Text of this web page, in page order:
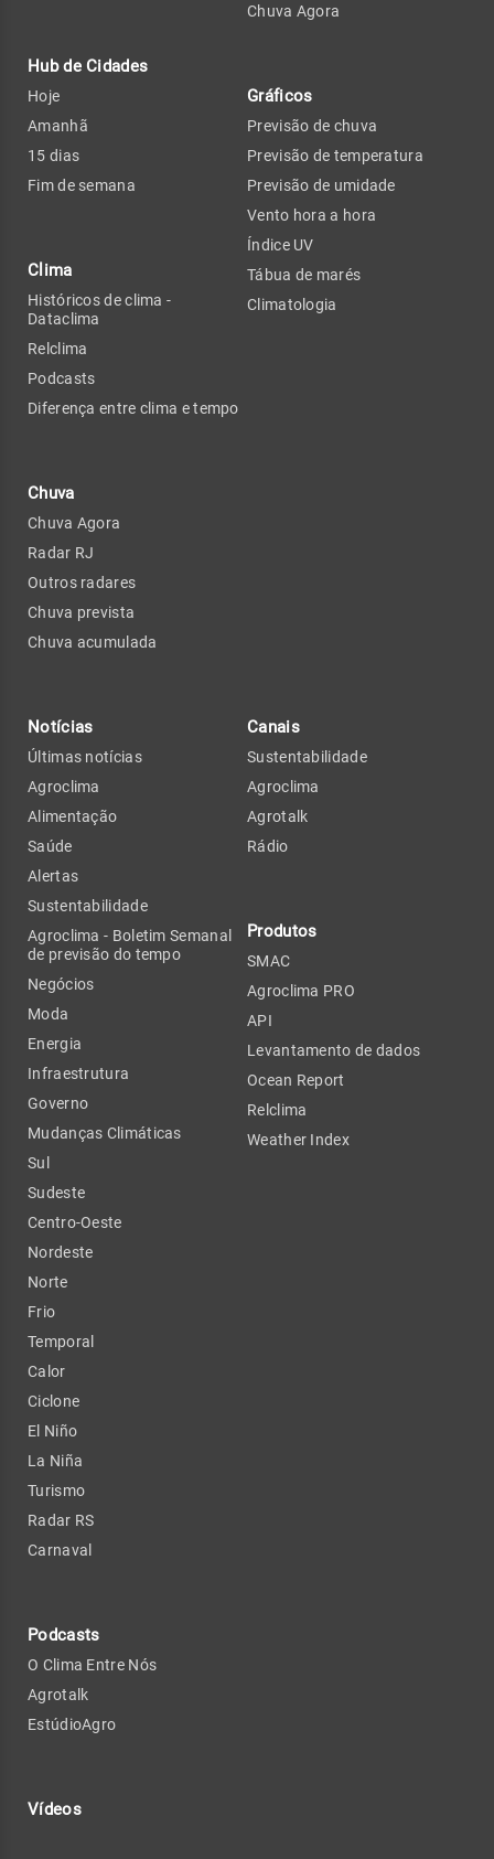
Hub de Cidades
Hoje
Amanhã
15 dias
Fim de semana
Clima
Históricos de clima -
Dataclima
Relclima
Podcasts
Diferença entre clima e tempo
Chuva
Chuva Agora
Radar RJ
Outros radares
Chuva prevista
Chuva acumulada
Chuva Agora
Gráficos
Previsão de chuva
Previsão de temperatura
Previsão de umidade
Vento hora a hora
Índice UV
Tábua de marés
Climatologia
Notícias
Últimas notícias
Agroclima
Alimentação
Saúde
Alertas
Sustentabilidade
Agroclima - Boletim Semanal
de previsão do tempo
Negócios
Moda
Energia
Infraestrutura
Governo
Mudanças Climáticas
Sul
Sudeste
Centro-Oeste
Nordeste
Norte
Frio
Temporal
Calor
Ciclone
El Niño
La Niña
Turismo
Radar RS
Carnaval
Podcasts
O Clima Entre Nós
Agrotalk
EstúdioAgro
Vídeos
Canais
Sustentabilidade
Agroclima
Agrotalk
Rádio
Produtos
SMAC
Agroclima PRO
API
Levantamento de dados
Ocean Report
Relclima
Weather Index